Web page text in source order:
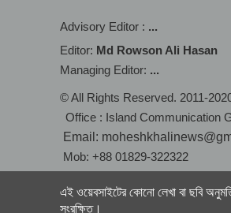
Advisory Editor : ...
Editor: Md Rowson Ali Hasan
Managing Editor: ...
© All Rights Reserved. 2011-
Office : Island Communication
Email:
Mob: +88 01829-322322
এই ওয়েবসাইটের কোনো লেখা বা ছবি
সংরক্ষিত।